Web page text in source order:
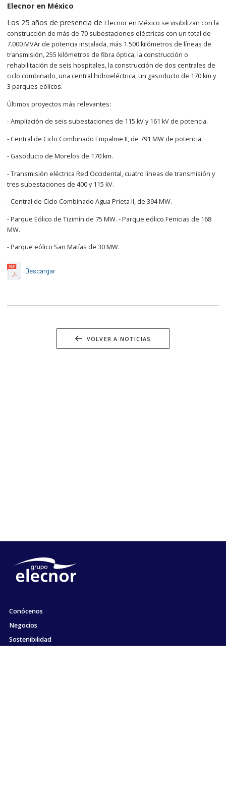
Elecnor en México
Los 25 años de presencia de Elecnor en México se visibilizan con la
construcción de más de 70 subestaciones eléctricas con un total de
7.000 MVAr de potencia instalada, más 1.500 kilómetros de líneas de
transmisión, 255 kilómetros de fibra óptica, la construcción o
rehabilitación de seis hospitales, la construcción de dos centrales de
ciclo combinado, una central hidroeléctrica, un gasoducto de 170 km y
3 parques eólicos.
Últimos proyectos más relevantes:
- Ampliación de seis subestaciones de 115 kV y 161 kV de potencia.
- Central de Ciclo Combinado Empalme II, de 791 MW de potencia.
- Gasoducto de Morelos de 170 km.
- Transmisión eléctrica Red Occidental, cuatro líneas de transmisión y
tres subestaciones de 400 y 115 kV.
- Central de Ciclo Combinado Agua Prieta II, de 394 MW.
- Parque Eólico de Tizimín de 75 MW. - Parque eólico Fenicias de 168
MW.
- Parque eólico San Matías de 30 MW.
Descargar
VOLVER A NOTICIAS
Conócenos
Negocios
Sostenibilidad